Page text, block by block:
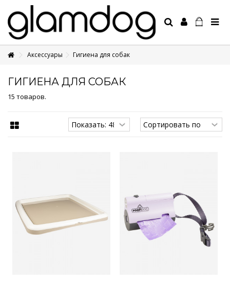
+7 495 1250410
Аксессуары Гигиена для собак
ГИГИЕНА ДЛЯ СОБАК
15 товаров.